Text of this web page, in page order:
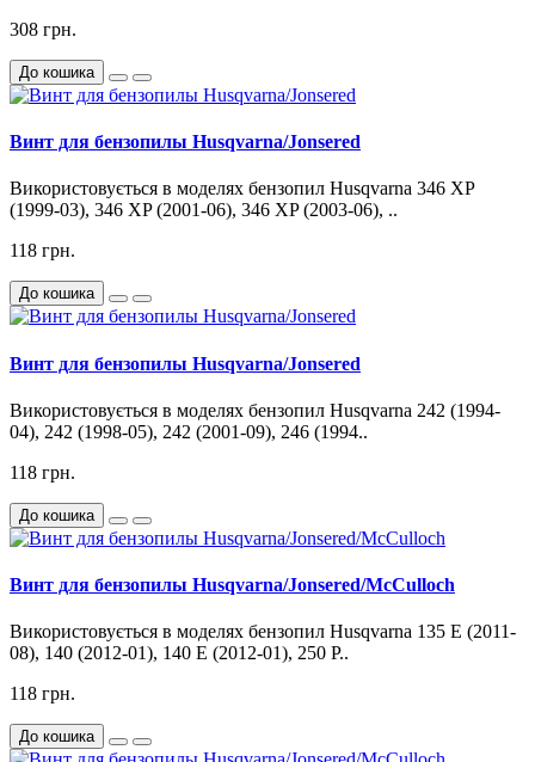
308 грн.
До кошика
Винт для бензопилы Husqvarna/Jonsered
Використовується в моделях бензопил Husqvarna 346 XP
(1999-03), 346 XP (2001-06), 346 XP (2003-06), ..
118 грн.
До кошика
Винт для бензопилы Husqvarna/Jonsered
Використовується в моделях бензопил Husqvarna 242 (1994-
04), 242 (1998-05), 242 (2001-09), 246 (1994..
118 грн.
До кошика
Винт для бензопилы Husqvarna/Jonsered/McCulloch
Використовується в моделях бензопил Husqvarna 135 E (2011-
08), 140 (2012-01), 140 E (2012-01), 250 P..
118 грн.
До кошика